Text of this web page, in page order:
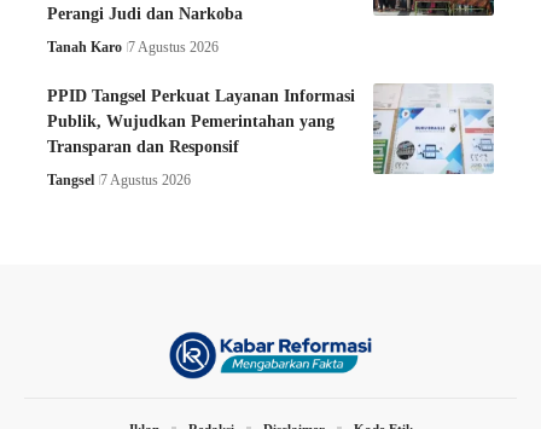
Perangi Judi dan Narkoba
Tanah Karo 7 Agustus 2026
PPID Tangsel Perkuat Layanan Informasi
Publik, Wujudkan Pemerintahan yang
Transparan dan Responsif
Tangsel 7 Agustus 2026